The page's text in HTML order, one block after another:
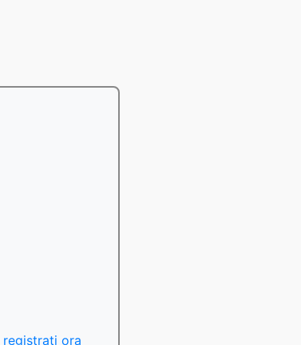
registrati ora